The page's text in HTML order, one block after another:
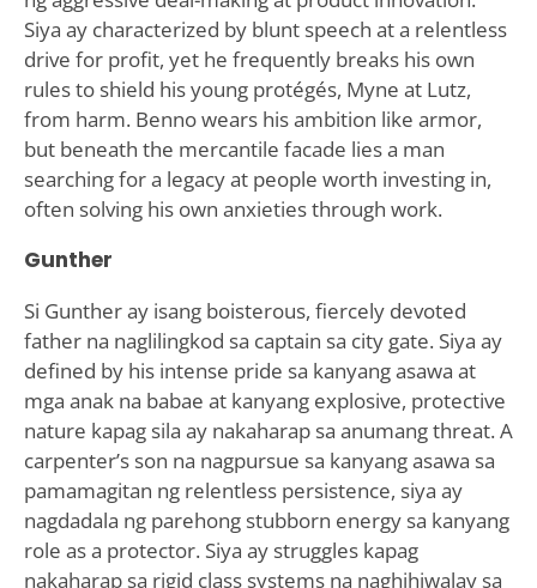
Siya ay characterized by blunt speech at a relentless
drive for profit, yet he frequently breaks his own
rules to shield his young protégés, Myne at Lutz,
from harm. Benno wears his ambition like armor,
but beneath the mercantile facade lies a man
searching for a legacy at people worth investing in,
often solving his own anxieties through work.
Gunther
Si Gunther ay isang boisterous, fiercely devoted
father na naglilingkod sa captain sa city gate. Siya ay
defined by his intense pride sa kanyang asawa at
mga anak na babae at kanyang explosive, protective
nature kapag sila ay nakaharap sa anumang threat. A
carpenter’s son na nagpursue sa kanyang asawa sa
pamamagitan ng relentless persistence, siya ay
nagdadala ng parehong stubborn energy sa kanyang
role as a protector. Siya ay struggles kapag
nakaharap sa rigid class systems na naghihiwalay sa